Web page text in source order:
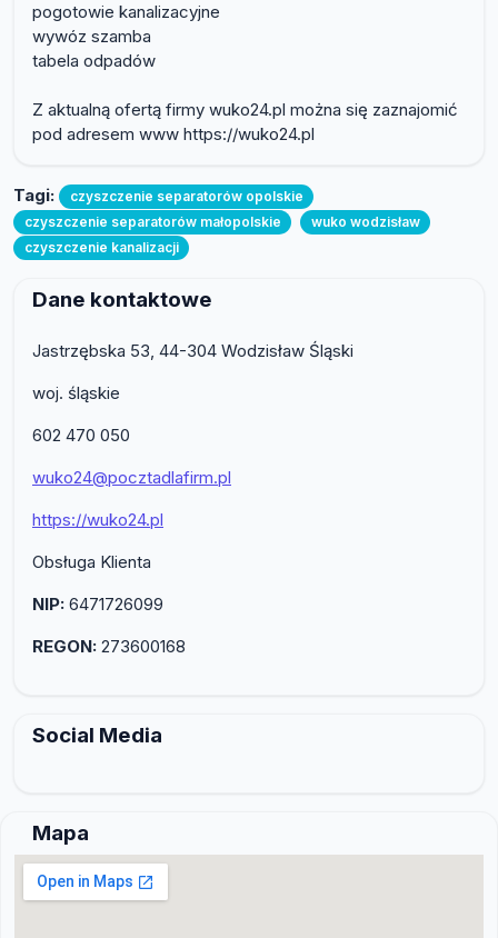
pogotowie kanalizacyjne
wywóz szamba
tabela odpadów
Z aktualną ofertą firmy wuko24.pl można się zaznajomić
pod adresem www https://wuko24.pl
Tagi:
czyszczenie separatorów opolskie
czyszczenie separatorów małopolskie
wuko wodzisław
czyszczenie kanalizacji
Dane kontaktowe
Jastrzębska 53, 44-304 Wodzisław Śląski
woj. śląskie
602 470 050
wuko24@pocztadlafirm.pl
https://wuko24.pl
Obsługa Klienta
NIP: 6471726099
REGON: 273600168
Social Media
Mapa